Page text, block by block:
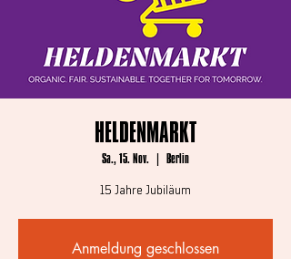
HELDENMARKT
Sa., 15. Nov.
  |
Berlin
15 Jahre Jubiläum
Anmeldung geschlossen